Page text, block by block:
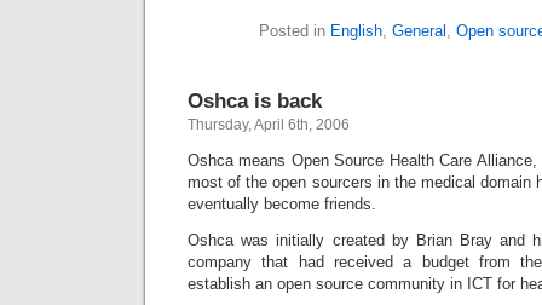
Posted in English, General , Open
Oshca is back
Thursday, April 6th, 2006
Oshca means Open Source Health Care
most of the open sourcers in the medical domain
eventually become friends.
Oshca was initially created by Brian Bray and
company that had received a budget from
establish an open source community in ICT for